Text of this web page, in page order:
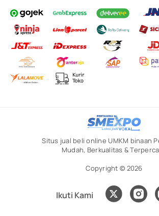
Situs jual beli online UMKM binaan
Mudah, Berkualitas &
Copyright © 2026
Ikuti Kami